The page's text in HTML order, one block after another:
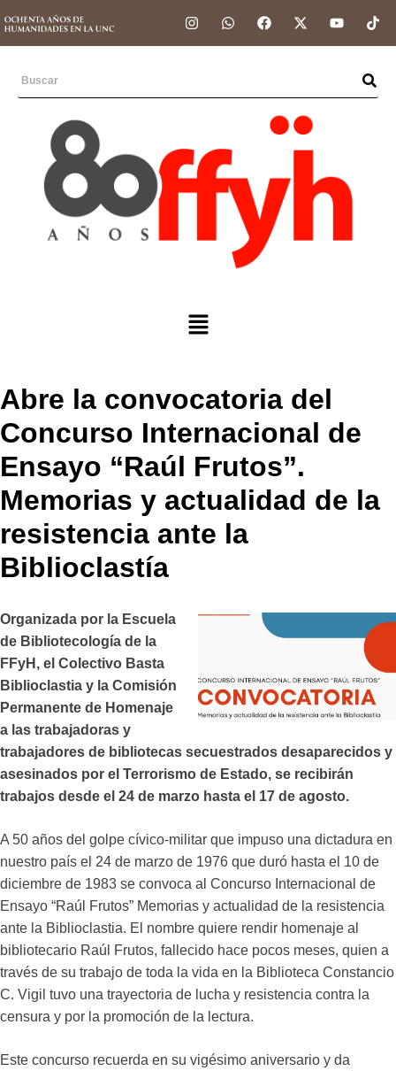
Abre la convocatoria del
Concurso Internacional de
Ensayo “Raúl Frutos”.
Memorias y actualidad de la
resistencia ante la
Biblioclastía
Organizada por la Escuela
de Bibliotecología de la
FFyH, el Colectivo Basta
Biblioclastia y la Comisión
Permanente de Homenaje
a las trabajadoras y
trabajadores de bibliotecas secuestrados desaparecidos y
asesinados por el Terrorismo de Estado, se recibirán
trabajos desde el 24 de marzo hasta el 17 de agosto.
A 50 años del golpe cívico-militar que impuso una dictadura en
nuestro país el 24 de marzo de 1976 que duró hasta el 10 de
diciembre de 1983 se convoca al Concurso Internacional de
Ensayo “Raúl Frutos” Memorias y actualidad de la resistencia
ante la Biblioclastia. El nombre quiere rendir homenaje al
bibliotecario Raúl Frutos, fallecido hace pocos meses, quien a
través de su trabajo de toda la vida en la Biblioteca Constancio
C. Vigil tuvo una trayectoria de lucha y resistencia contra la
censura y por la promoción de la lectura.
Este concurso recuerda en su vigésimo aniversario y da